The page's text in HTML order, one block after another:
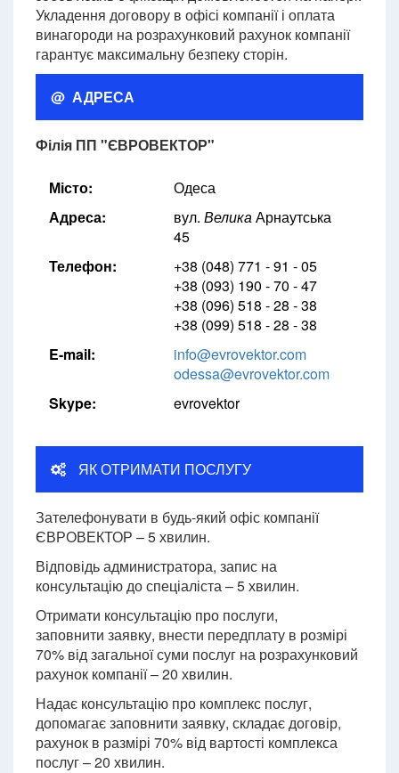
Укладення договору в офісі компанії і оплата
винагороди на розрахунковий рахунок компанії
гарантує максимальну безпеку сторін.
@ АДРЕСА
Філія ПП "ЄВРОВЕКТОР"
Місто:
Одеса
Адреса:
вул. ВеликаАрнаутська
45
Телефон:
+38 (048) 771 - 91 - 05
+38 (093) 190 - 70 - 47
+38 (096) 518 - 28 - 38
+38 (099) 518 - 28 - 38
E-mail:
info@evrovektor.com
odessa@evrovektor.com
Skype:
evrovektor
ЯК ОТРИМАТИ ПОСЛУГУ
Зателефонувати в будь-який офіс компанії
ЄВРОВЕКТОР – 5 хвилин.
Відповідь администратора, запис на
консультацію до спеціаліста – 5 хвилин.
Отримати консультацію про послуги,
заповнити заявку, внести передплату в розмірі
70% від загальної суми послуг на розрахунковий
рахунок компанії – 20 хвилин.
Надає консультацію про комплекс послуг,
допомагає заповнити заявку, складає договір,
рахунок в размірі 70% від вартості комплекса
послуг – 20 хвилин.